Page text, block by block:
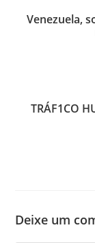
Venezuela,
TRÁF1CO
Deixe um